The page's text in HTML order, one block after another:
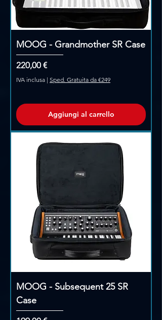
MOOG - Grandmother SR Case
Prezzo
220,00 €
IVA inclusa | Sped. Gratuita da €249
Aggiungi al carrello
MOOG - Subsequent 25 SR
Case